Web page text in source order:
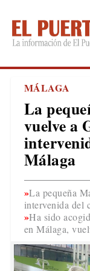
MÁLAGA
La
vuelve a
Málaga
La pequeña
intervenida del
Ha sido
en Málaga,